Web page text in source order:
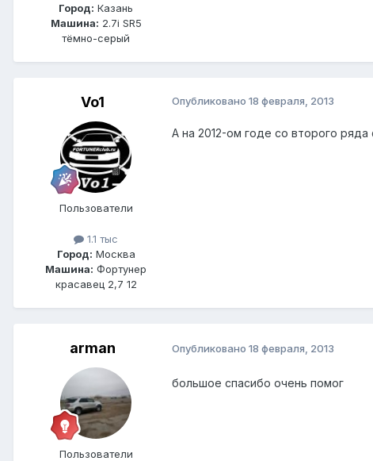
Город: Казань
Машина: 2.7i SR5
тёмно-серый
Vo1
Пользователи
1.1 тыс
Город: Москва
Машина: Фортунер
красавец 2,7 12
Опубликовано 18 февраля, 2013
А на 2012-ом годе со второго ряда
arman
Пользователи
Опубликовано 18 февраля, 2013
большое спасибо очень помог